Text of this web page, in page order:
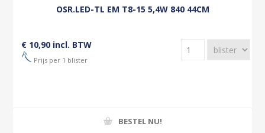
OSR.LED-TL EM T8-15 5,4W 840 44CM
€ 10,90 incl. BTW
Prijs per 1 blister
BESTEL NU!